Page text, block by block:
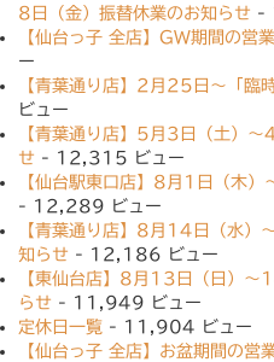
8日（金）振替休業のお知らせ -
【仙台っ子 全店】GW期間の営
ー
【青葉通り店】2月25日〜「臨
ビュー
【青葉通り店】5月3日（土）〜
せ - 12,315 ビュー
【仙台駅東口店】8月1日（木
- 12,289 ビュー
【青葉通り店】8月14日（水）
知らせ - 12,186 ビュー
【東仙台店】8月13日（日）〜
らせ - 11,949 ビュー
定休日一覧 - 11,904 ビュー
【仙台っ子 全店】お盆期間の営